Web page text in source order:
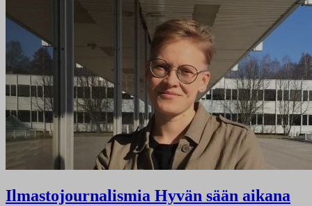
Ilmastojournalismia Hyvän sään aikana